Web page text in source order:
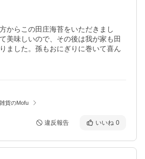
からこの田庄海苔をいただきまし
美味しいので、その後は我が家も田
ました。孫もおにぎりに巻いて喜ん
貨のMofu
違反報告 いいね 0